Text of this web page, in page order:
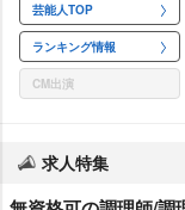
芸能人TOP
ランキング情報
CM出演
求人特集